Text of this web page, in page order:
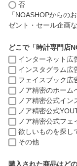
否
「NOASHOPからの
ゼント・セール企画
どこで「時計専門店
インターネット広
インスタグラム広
フェイスブック広
ノア精密のホーム
ノア精密公式イン
ノア精密公式
ノア精密公式フェ
欲しいものを探し
その他
購入された商品はど